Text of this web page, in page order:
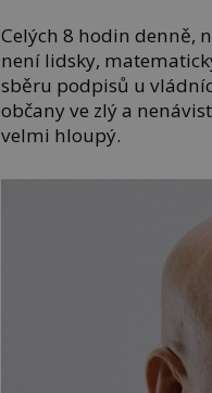
Celých 8 hodin denně,
není lidsky,
sběru podpisů u
občany ve zlý a
velmi hloupý.